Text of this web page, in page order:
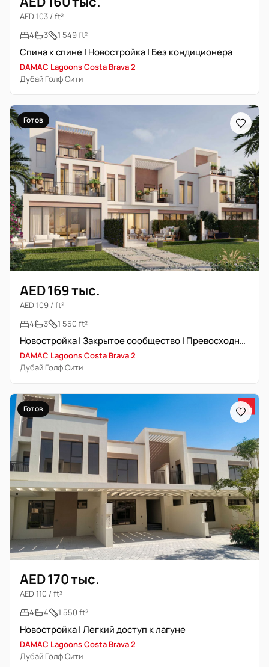
AED 103 / ft²
4
3 1 549 ft²
Спина к спине | Новостройка | Без кондиционера
DAMAC Lagoons Costa Brava 2
Дубай Голф Сити
Готов
AED 169 тыс.
AED 109 / ft²
4
3 1 550 ft²
Новостройка | Закрытое сообщество | Превосходные удобства
DAMAC Lagoons Costa Brava 2
Дубай Голф Сити
Готов
AED 170 тыс.
AED 110 / ft²
4
4 1 550 ft²
Новостройка | Легкий доступ к лагуне
DAMAC Lagoons Costa Brava 2
Дубай Голф Сити